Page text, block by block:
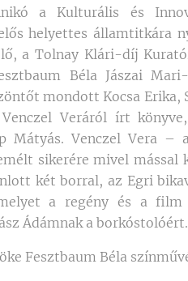
a Kulturális és
helyettes államtitkára
a Tolnay Klári-díj
Béla Jászai
mondott Kocsa
Veráról írt
Mátyás. Venczel Vera
sikerére mivel
két borral, az Egri
a regény és a film
Ádámnak a borkóstolóért.
Fesztbaum Béla